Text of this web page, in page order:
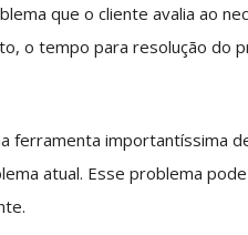
que o cliente avalia ao
o tempo para resolução do
ferramenta importantíssima
atual. Esse problema